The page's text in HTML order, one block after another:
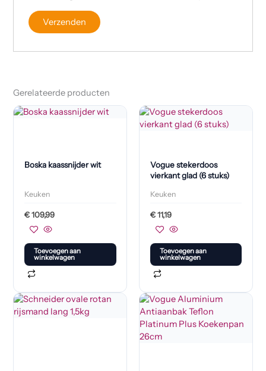
Gerelateerde producten
Boska kaassnijder wit
Keuken
€109,99
Toevoegen aan
winkelwagen
Vogue stekerdoos
vierkant glad (6 stuks)
Keuken
€11,19
Toevoegen aan
winkelwagen